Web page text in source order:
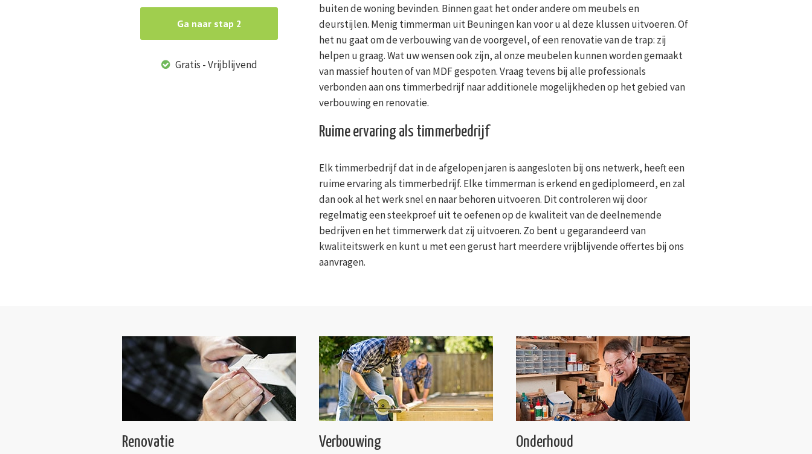
Ga naar stap 2
Gratis - Vrijblijvend
buiten de woning bevinden. Binnen gaat het onder andere om meubels en
deurstijlen. Menig timmerman uit Beuningen kan voor u al deze klussen uitvoeren. Of
het nu gaat om de verbouwing van de voorgevel, of een renovatie van de trap: zij
helpen u graag. Wat uw wensen ook zijn, al onze meubelen kunnen worden gemaakt
van massief houten of van MDF gespoten. Vraag tevens bij alle professionals
verbonden aan ons timmerbedrijf naar additionele mogelijkheden op het gebied van
verbouwing en renovatie.
Ruime ervaring als timmerbedrijf
Elk timmerbedrijf dat in de afgelopen jaren is aangesloten bij ons netwerk, heeft een
ruime ervaring als timmerbedrijf. Elke timmerman is erkend en gediplomeerd, en zal
dan ook al het werk snel en naar behoren uitvoeren. Dit controleren wij door
regelmatig een steekproef uit te oefenen op de kwaliteit van de deelnemende
bedrijven en het timmerwerk dat zij uitvoeren. Zo bent u gegarandeerd van
kwaliteitswerk en kunt u met een gerust hart meerdere vrijblijvende offertes bij ons
aanvragen.
Renovatie Verbouwing Onderhoud